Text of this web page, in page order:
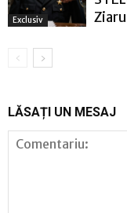
Exclusiv
LĂSAȚI UN MESAJ